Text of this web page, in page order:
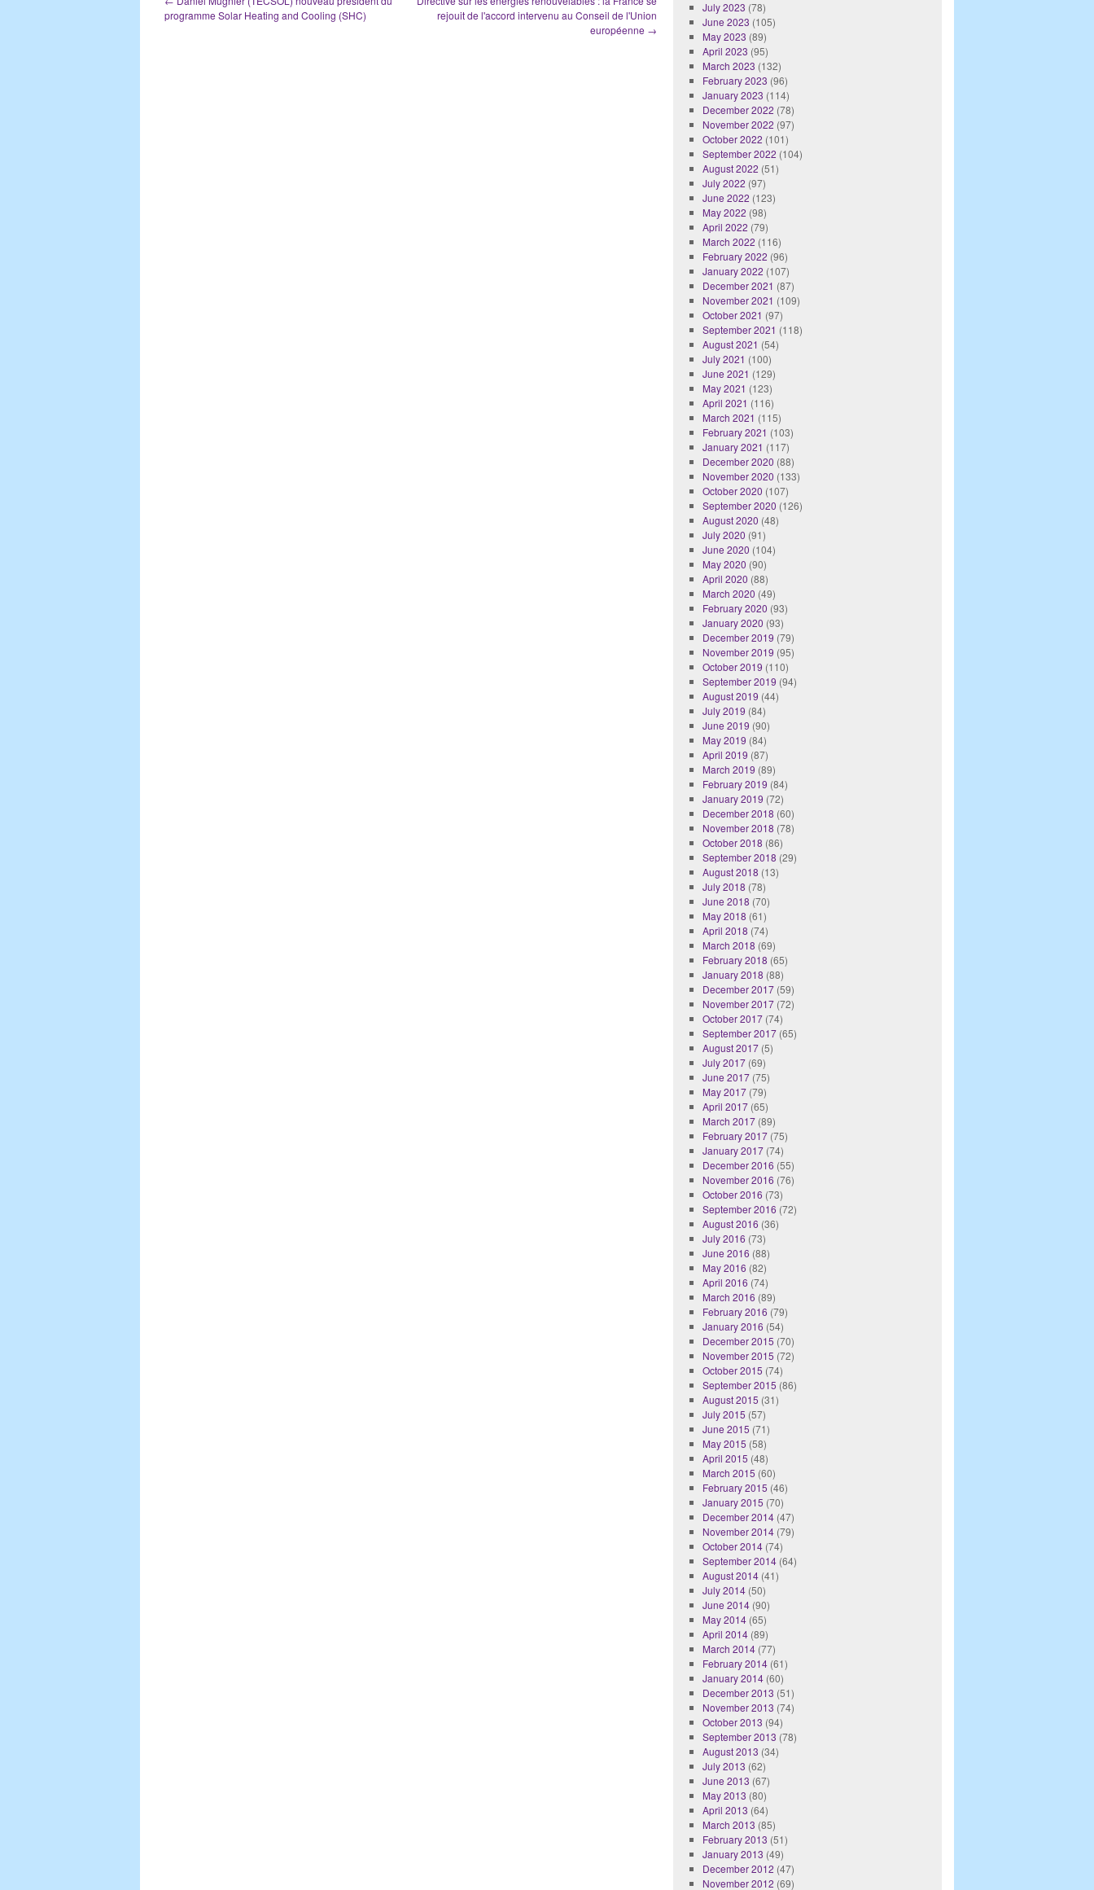
programme Solar Heating and Cooling (SHC)
rejouit de l'accord intervenu au Conseil de l'Union
européenne →
July 2023 (78)
June 2023 (105)
May 2023 (89)
April 2023 (95)
March 2023 (132)
February 2023 (96)
January 2023 (114)
December 2022 (78)
November 2022 (97)
October 2022 (101)
September 2022 (104)
August 2022 (51)
July 2022 (97)
June 2022 (123)
May 2022 (98)
April 2022 (79)
March 2022 (116)
February 2022 (96)
January 2022 (107)
December 2021 (87)
November 2021 (109)
October 2021 (97)
September 2021 (118)
August 2021 (54)
July 2021 (100)
June 2021 (129)
May 2021 (123)
April 2021 (116)
March 2021 (115)
February 2021 (103)
January 2021 (117)
December 2020 (88)
November 2020 (133)
October 2020 (107)
September 2020 (126)
August 2020 (48)
July 2020 (91)
June 2020 (104)
May 2020 (90)
April 2020 (88)
March 2020 (49)
February 2020 (93)
January 2020 (93)
December 2019 (79)
November 2019 (95)
October 2019 (110)
September 2019 (94)
August 2019 (44)
July 2019 (84)
June 2019 (90)
May 2019 (84)
April 2019 (87)
March 2019 (89)
February 2019 (84)
January 2019 (72)
December 2018 (60)
November 2018 (78)
October 2018 (86)
September 2018 (29)
August 2018 (13)
July 2018 (78)
June 2018 (70)
May 2018 (61)
April 2018 (74)
March 2018 (69)
February 2018 (65)
January 2018 (88)
December 2017(59)
November 2017(72)
October 2017(74)
September 2017(65)
August 2017(5)
July 2017(69)
June 2017(75)
May 2017(79)
April 2017(65)
March 2017(89)
February 2017(75)
January 2017(74)
December 2016 (55)
November 2016 (76)
October 2016 (73)
September 2016 (72)
August 2016 (36)
July 2016 (73)
June 2016 (88)
May 2016 (82)
April 2016 (74)
March 2016 (89)
February 2016 (79)
January 2016 (54)
December 2015 (70)
November 2015 (72)
October 2015 (74)
September 2015 (86)
August 2015 (31)
July 2015 (57)
June 2015 (71)
May 2015 (58)
April 2015 (48)
March 2015 (60)
February 2015 (46)
January 2015 (70)
December 2014(47)
November 2014(79)
October 2014(74)
September 2014(64)
August 2014(41)
July 2014(50)
June 2014(90)
May 2014(65)
April 2014(89)
March 2014(77)
February 2014(61)
January 2014(60)
December 2013 (51)
November 2013 (74)
October 2013 (94)
September 2013 (78)
August 2013 (34)
July 2013 (62)
June 2013 (67)
May 2013 (80)
April 2013 (64)
March 2013 (85)
February 2013 (51)
January 2013 (49)
December 2012 (47)
November 2012 (69)